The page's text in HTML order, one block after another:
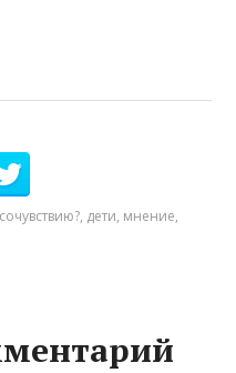
, дети, мнение,